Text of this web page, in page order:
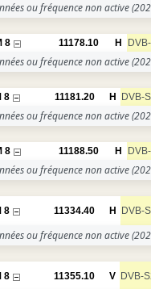
ou fréquence non active
8 11178.10 H
ou fréquence non active
8 11181.20 H DVB-
ou fréquence non active
8 11188.50 H
ou fréquence non active
8 11334.40 H DVB-
ou fréquence non active
8 11355.10 V DVB-